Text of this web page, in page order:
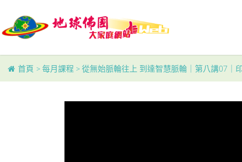
main
content
首頁 > 每月課程 > 從無始脈輪往上 到達智慧脈輪｜第八講07｜